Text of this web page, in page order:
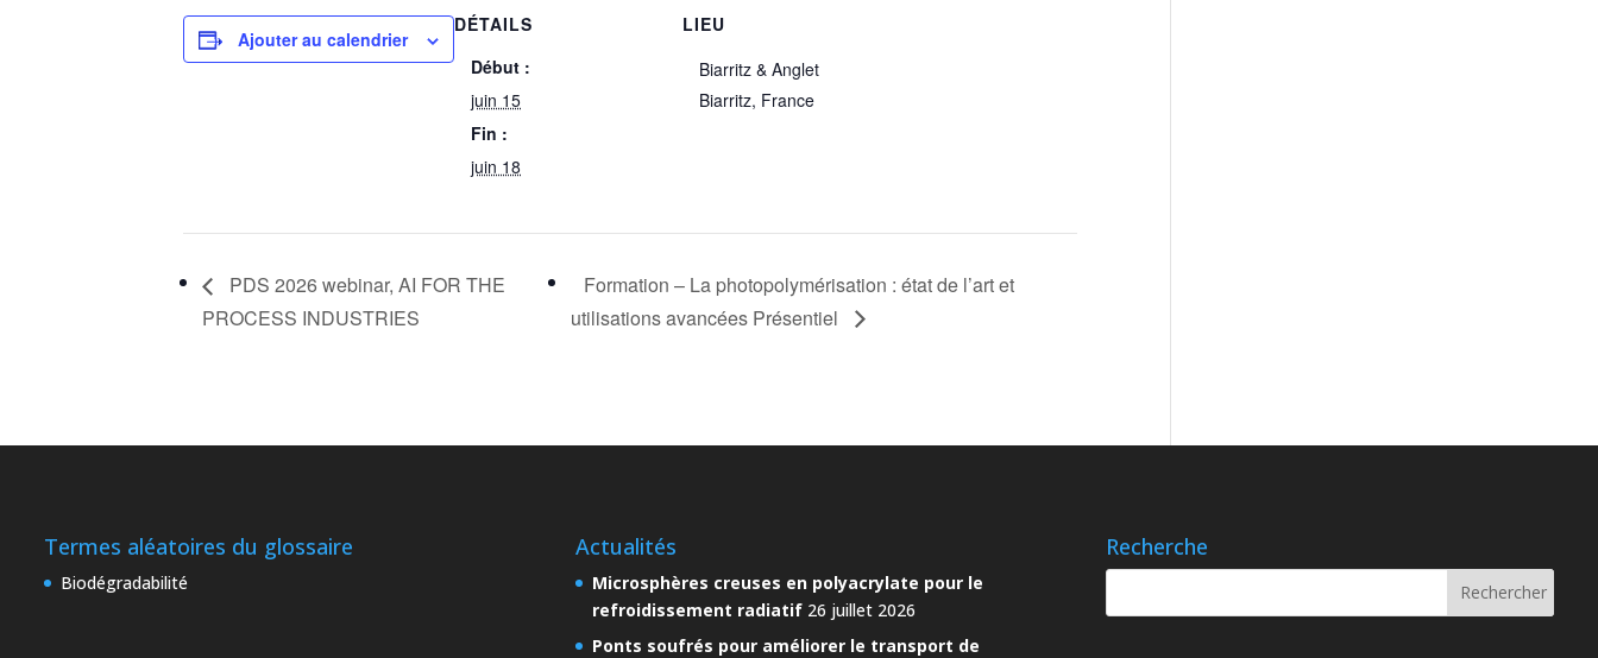
Ajouter au calendrier
DÉTAILS
Début :
juin 15
Fin :
juin 18
LIEU
Biarritz & Anglet
Biarritz, France
PDS 2026 webinar, AI FOR THE
PROCESS INDUSTRIES
Formation – La photopolymérisation : état de l’art et
utilisations avancées Présentiel
Termes aléatoires du glossaire
Biodégradabilité
Actualités
Microsphères creuses en polyacrylate pour le
refroidissement radiatif 26 juillet 2026
Ponts soufrés pour améliorer le transport de
Recherche